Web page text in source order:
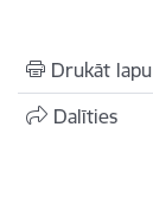
Drukāt lapu
Dalīties